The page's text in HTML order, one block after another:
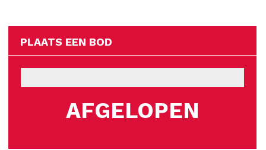
PLAATS EEN BOD
AFGELOPEN